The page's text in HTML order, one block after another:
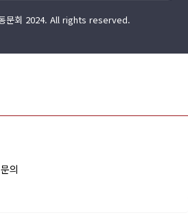
문회 2024. All rights reserved.
의